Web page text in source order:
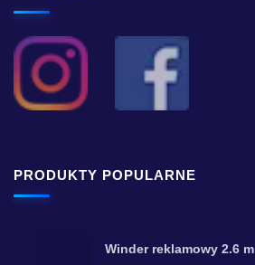
PRODUKTY POPULARNE
Winder reklamowy 2.6 m